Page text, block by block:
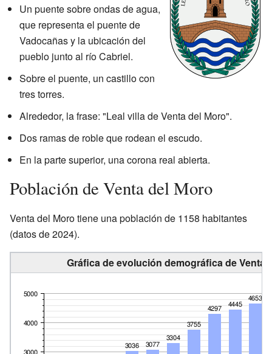
Un puente sobre ondas de agua,
que representa el puente de
Vadocañas y la ubicación del
pueblo junto al río Cabriel.
Sobre el puente, un castillo con
tres torres.
Alrededor, la frase: "Leal villa de Venta del Moro".
Dos ramas de roble que rodean el escudo.
En la parte superior, una corona real abierta.
Población de Venta del Moro
Venta del Moro tiene una población de 1158 habitantes
(datos de 2024).
Gráfica de evolución demográfica de Venta